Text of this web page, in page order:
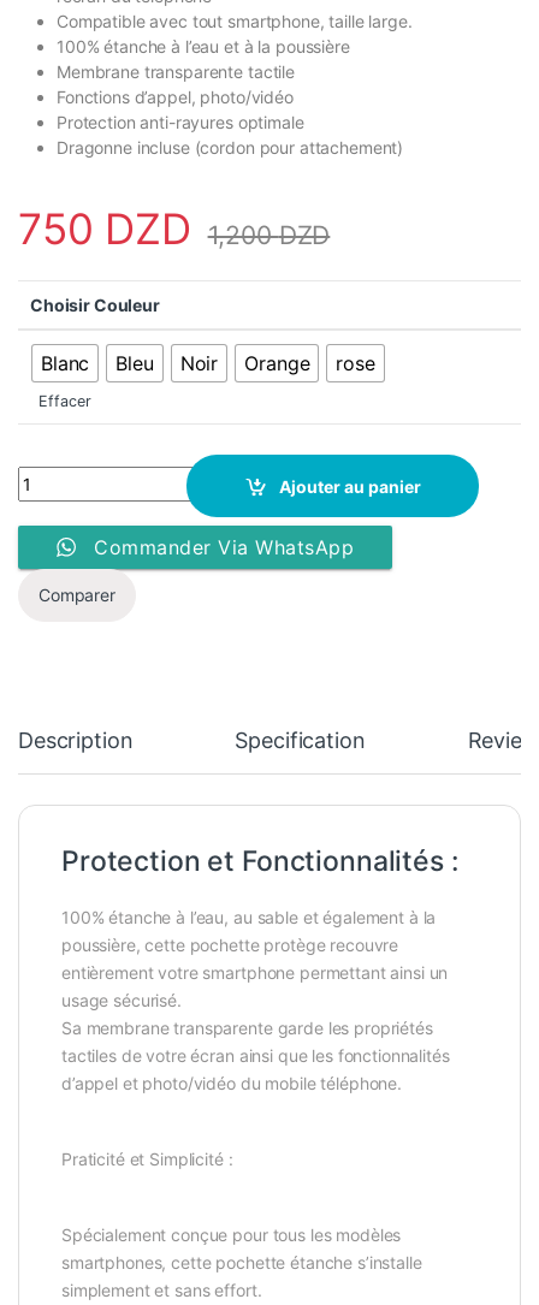
Compatible avec tout smartphone, taille large.
100% étanche à l’eau et à la poussière
Membrane transparente tactile
Fonctions d’appel, photo/vidéo
Protection anti-rayures optimale
Dragonne incluse (cordon pour attachement)
750 DZD 1,200DZD
Choisir Couleur
Blanc Bleu Noir Orange rose
Effacer
Pochette Étanche Avec Cordon & Tactile Pour Téléphone quantity
Ajouter au panier
Commander Via WhatsApp
Comparer
Description Specification
Protection et Fonctionnalités :
100% étanche à l’eau, au sable et également à la
poussière, cette pochette protège recouvre
entièrement votre smartphone permettant ainsi un
usage sécurisé.
Sa membrane transparente garde les propriétés
tactiles de votre écran ainsi que les fonctionnalités
d’appel et photo/vidéo du mobile téléphone.
Praticité et Simplicité :
Spécialement conçue pour tous les modèles
smartphones, cette pochette étanche s’installe
simplement et sans effort.